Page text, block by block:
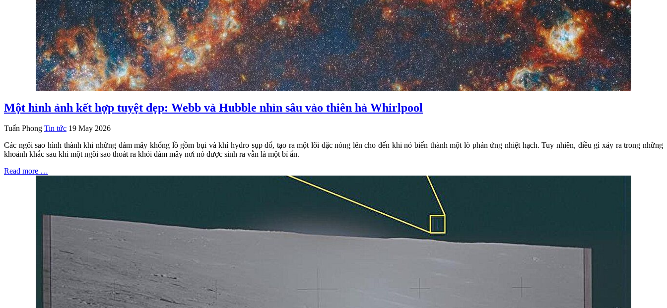
Một hình ảnh kết hợp tuyệt đẹp: Webb và Hubble nhìn sâu vào thiên hà Whirlpool
Tuấn Phong Tin tức 19 May 2026
Các ngôi sao hình thành khi những đám mây khổng lồ gồm bụi và khí hydro sụp đổ, tạo ra một lõi đặc nóng lên cho đến khi nó biến thành một lò phản ứng nhiệt hạch. Tuy nhiên, điều gì xảy ra trong những
khoảnh khắc sau khi một ngôi sao thoát ra khỏi đám mây nơi nó được sinh ra vẫn là một bí ẩn.
Read more …